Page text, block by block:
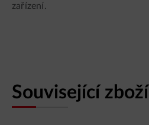
zařízení.
Související zboží